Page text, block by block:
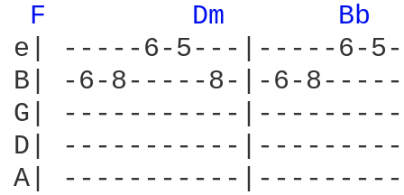
F
Dm Bb
e| -----6-5---|-----6-
B| -6-8-----8-|-6-
G| -----------
D| -----------
A| -----------